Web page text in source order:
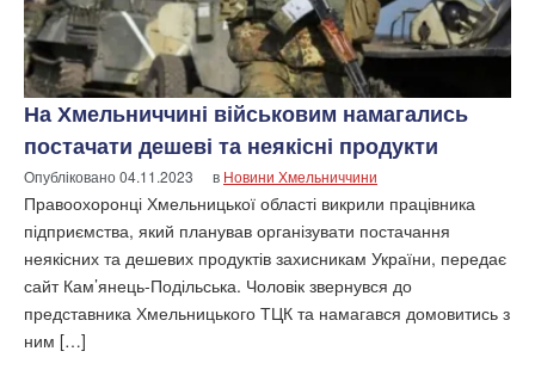
На Хмельниччині військовим намагались
постачати дешеві та неякісні продукти
Опубліковано04.11.2023 в Новини Хмельниччини
Правоохоронці Хмельницької області викрили працівника
підприємства, який планував організувати постачання
неякісних та дешевих продуктів захисникам України, передає
сайт Кам’янець-Подільська. Чоловік звернувся до
представника Хмельницького ТЦК та намагався домовитись з
ним […]